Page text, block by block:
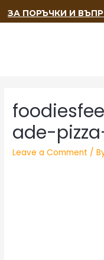
ЗА ПОРЪЧКИ И
ade-
Leave a Comment /